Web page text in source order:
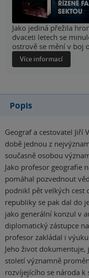
Jako jediná přežila
dvaceti letech se
ostrově se mění v boj
Více informací
Popis
Geograf a cestovatel Jiří
době jednou z
současně osobou
Jako profesor geografie
pomáhal pozvednout
podnikl pět velkých cest
republiky se pak dal do
jako generální konzul v
diplomatický zástupce
profesor zakládal i
Jeho život
století významně
rozvíjejícího se národa